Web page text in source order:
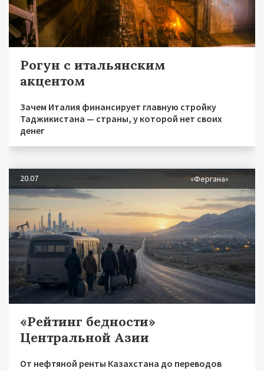
Рогун с итальянским
акцентом
Зачем Италия финансирует главную стройку
Таджикистана — страны, у которой нет своих
денег
20.07 «Фергана»
«Рейтинг бедности»
Центральной Азии
От нефтяной ренты Казахстана до переводов